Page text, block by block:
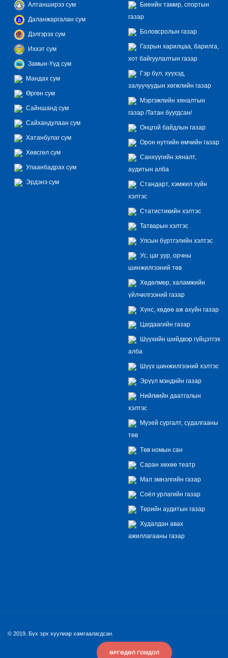
ӨРГӨДӨЛ ГОМДОЛ
Алтанширээ сум
Даланжаргалан сум
Дэлгэрэх сум
Иххэт сум
Замын-Үүд сум
Мандах сум
Өргөн сум
Сайншанд сум
Сайхандулаан сум
Хатанбулаг сум
Хөвсгөл сум
Улаанбадрах сум
Эрдэнэ сум
Биеийн тамир, спортын
газар
Боловсролын газар
Газрын харилцаа, барилга,
хот байгуулалтын газар
Гэр бүл, хүүхэд,
залуучуудын хөгжлийн газар
Мэргэжлийн хяналтын
газар /Татан буугдсан/
Онцгой байдлын газар
Орон нутгийн өмчийн газар
Санхүүгийн хяналт,
аудитын алба
Стандарт, хэмжил зүйн
хэлтэс
Статистикийн хэлтэс
Татварын хэлтэс
Улсын бүртгэлийн хэлтэс
Ус, цаг уур, орчны
шинжилгээний төв
Хөдөлмөр, халамжийн
үйлчилгээний газар
Хүнс, хөдөө аж ахуйн газар
Цагдаагийн газар
Шүүхийн шийдвэр гүйцэтгэх
алба
Шүүх шинжилгээний хэлтэс
Эрүүл мэндийн газар
Нийгмийн даатгалын
хэлтэс
Музей сургалт, судалгааны
төв
Төв номын сан
Саран хөхөө театр
Мал эмнэлгийн газар
Соёл урлагийн газар
Төрийн аудитын газар
Худалдан авах
ажиллагааны газар
© 2019. Бүх эрх хуулиар хамгаалагдсан.